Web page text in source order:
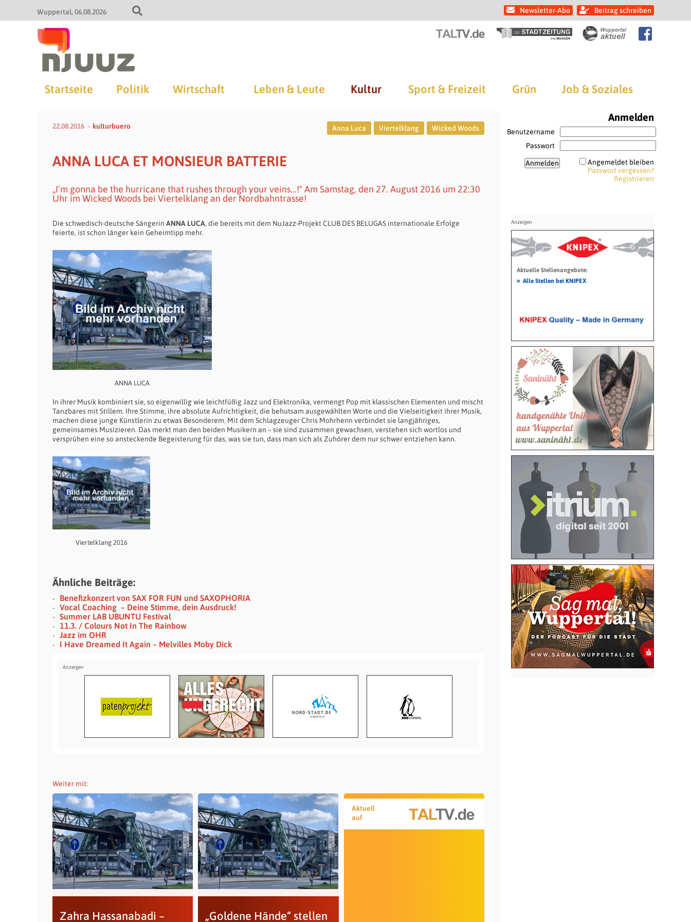
Wuppertal 06.08.2026 Newsletter-Abo Beitrag schreiben
Startseite Politik Wirtschaft Leben & Leute Kultur Sport & Freizeit Grün Job & Soziales
22.08.2016 kulturbuero Anna Luca Viertelklang Wicked Woods
ANNA LUCA ET MONSIEUR BATTERIE
„I’m gonna be the hurricane that rushes through your veins...!" Am Samstag, den 27. August 2016 um 22:30
Uhr im Wicked Woods bei Viertelklang an der Nordbahntrasse!
Die schwedisch-deutsche Sängerin ANNA LUCA, die bereits mit dem NuJazz-Projekt CLUB DES BELUGAS internationale Erfolge
feierte, ist schon länger kein Geheimtipp mehr.
ANNA LUCA
In ihrer Musik kombiniert sie, so eigenwillig wie leichtfüßig Jazz und Elektronika, vermengt Pop mit klassischen Elementen und mischt
Tanzbares mit Stillem. Ihre Stimme, ihre absolute Aufrichtigkeit, die behutsam ausgewählten Worte und die Vielseitigkeit ihrer Musik,
machen diese junge Künstlerin zu etwas Besonderem. Mit dem Schlagzeuger Chris Mohrhenn verbindet sie langjähriges,
gemeinsames Musizieren. Das merkt man den beiden Musikern an – sie sind zusammen gewachsen, verstehen sich wortlos und
versprühen eine so ansteckende Begeisterung für das, was sie tun, dass man sich als Zuhörer dem nur schwer entziehen kann.
Viertelklang 2016
Ähnliche Beiträge:
Benefizkonzert von SAX FOR FUN und SAXOPHORIA
Vocal Coaching – Deine Stimme, dein Ausdruck!
Summer LAB UBUNTU Festival
11.3. / Colours Not In The Rainbow
Jazz im OHR
I Have Dreamed It Again – Melvilles Moby Dick
Weiter mit:
Zahra Hassanabadi –
„Goldene Hände“ stellen
Aktuell
auf
Anmelden
Benutzername
Passwort
Angemeldet bleiben
Passwort vergessen?
Registrieren
Aktuelle Stellenangebote:
» Alle Stellen bei KNIPEX